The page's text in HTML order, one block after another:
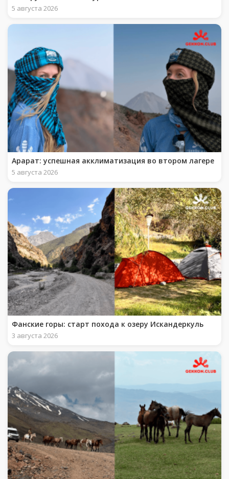
5 августа 2026
Арарат: успешная акклиматизация во втором лагере
5 августа 2026
Фанские горы: старт похода к озеру Искандеркуль
3 августа 2026